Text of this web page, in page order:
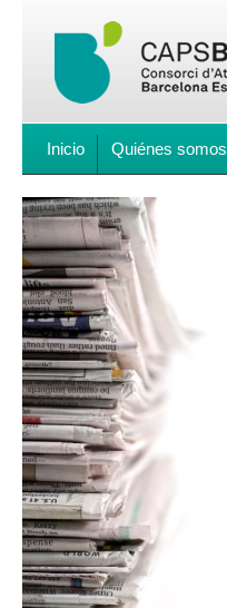
Inicio Quiénes somos